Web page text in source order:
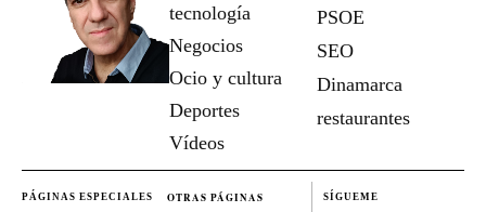
tecnología
Negocios
Ocio y cultura
Deportes
Vídeos
PSOE
SEO
Dinamarca
restaurantes
PÁGINAS ESPECIALES OTRAS PÁGINAS SÍGUEME